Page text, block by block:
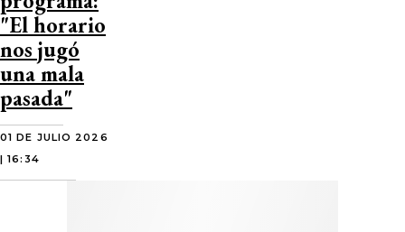
"El horario
nos jugó
una mala
pasada"
01 DE JULIO 2026
| 16:34